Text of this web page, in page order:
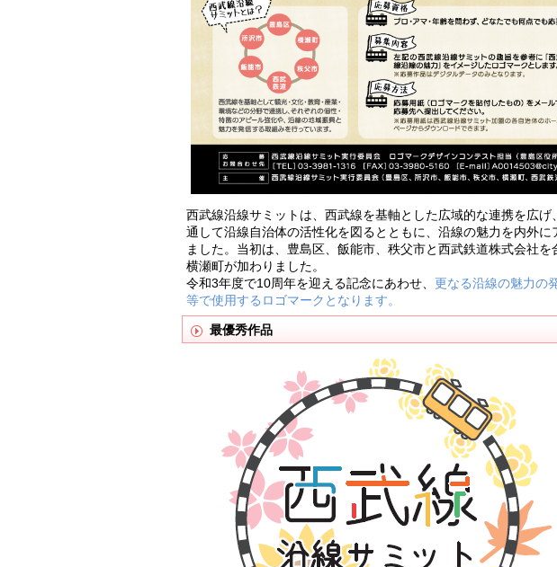
西武線沿線サミットは、西武線を基軸とした広域的な連携を広
通して沿線自治体の活性化を図るとともに、沿線の魅力を内外
ました。当初は、豊島区、飯能市、秩父市と西武鉄道株式会社
横瀬町が加わりました。
令和3年度で10周年を迎える記念にあわせ、 更なる沿線の魅力の
等で使用するロゴマークとなります。
最優秀作品